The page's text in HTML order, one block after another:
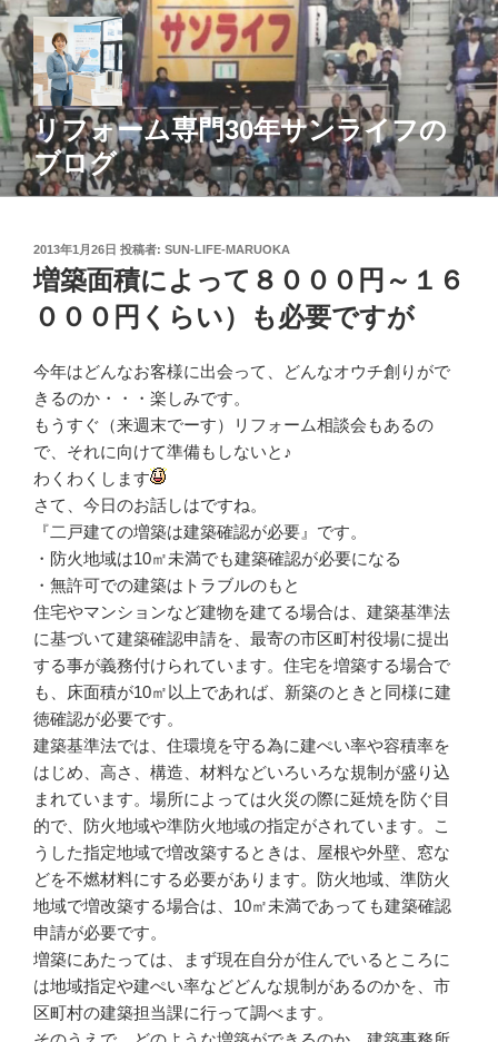
コ
ン
テ
ン
ツ
へ
ス
キ
リフォーム専門30年サンライフの
ブログ
投
稿
日:
2013年1月26日 投稿者: SUN-LIFE-MARUOKA
増築面積によって８０００円～１６
０００円くらい）も必要ですが
今年はどんなお客様に出会って、どんなオウチ創りがで
きるのか・・・楽しみです。
もうすぐ（来週末でーす）リフォーム相談会もあるの
で、それに向けて準備もしないと♪
わくわくします
さて、今日のお話しはですね。
『二戸建ての増築は建築確認が必要』です。
・防火地域は10㎡未満でも建築確認が必要になる
・無許可での建築はトラブルのもと
住宅やマンションなど建物を建てる場合は、建築基準法
に基づいて建築確認申請を、最寄の市区町村役場に提出
する事が義務付けられています。住宅を増築する場合で
も、床面積が10㎡以上であれば、新築のときと同様に建
徳確認が必要です。
建築基準法では、住環境を守る為に建ぺい率や容積率を
はじめ、高さ、構造、材料などいろいろな規制が盛り込
まれています。場所によっては火災の際に延焼を防ぐ目
的で、防火地域や準防火地域の指定がされています。こ
うした指定地域で増改築するときは、屋根や外壁、窓な
どを不燃材料にする必要があります。防火地域、準防火
地域で増改築する場合は、10㎡未満であっても建築確認
申請が必要です。
増築にあたっては、まず現在自分が住んでいるところに
は地域指定や建ぺい率などどんな規制があるのかを、市
区町村の建築担当課に行って調べます。